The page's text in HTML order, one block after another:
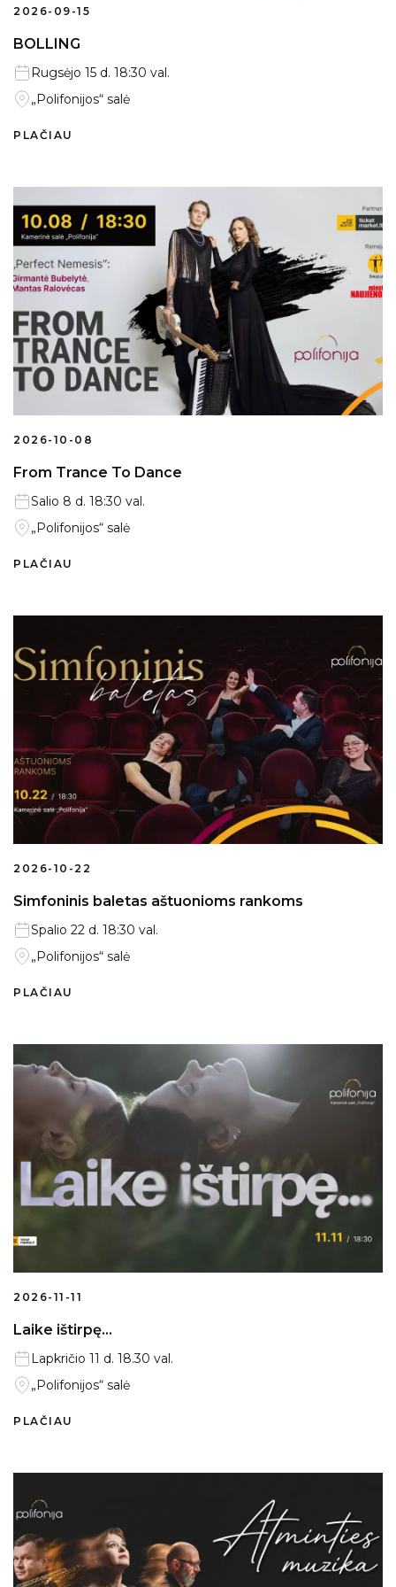
2021 m.
2024 m.
2025 m.
2026-09-15
BOLLING
Rugsėjo 15 d. 18:30 val.
„Polifonijos“ salė
PLAČIAU
2026-10-08
From Trance To Dance
Salio 8 d. 18:30 val.
„Polifonijos“ salė
PLAČIAU
2026-10-22
Simfoninis baletas aštuonioms rankoms
Spalio 22 d. 18:30 val.
„Polifonijos“ salė
PLAČIAU
2026-11-11
Laike ištirpę...
Lapkričio 11 d. 18.30 val.
„Polifonijos“ salė
PLAČIAU